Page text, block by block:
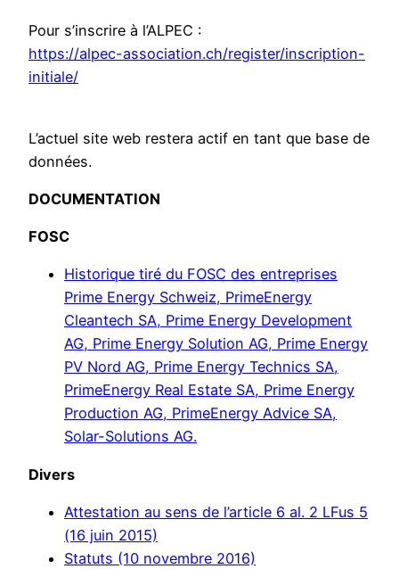
Pour s’inscrire à l’ALPEC :
https://alpec-association.ch/register/inscription-
initiale/
L’actuel site web restera actif en tant que base de
données.
DOCUMENTATION
FOSC
Historique tiré du FOSC des entreprises
Prime Energy Schweiz, PrimeEnergy
Cleantech SA, Prime Energy Development
AG, Prime Energy Solution AG, Prime Energy
PV Nord AG, Prime Energy Technics SA,
PrimeEnergy Real Estate SA, Prime Energy
Production AG, PrimeEnergy Advice SA,
Solar-Solutions AG.
Divers
Attestation au sens de l’article 6 al. 2 LFus 5
(16 juin 2015)
Statuts (10 novembre 2016)